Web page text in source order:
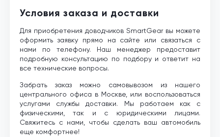
Условия заказа и доставки
Для приобретения доводчиков SmartGear вы можете
оформить заявку прямо на сайте или связаться с
нами по телефону. Наш менеджер предоставит
подробную консультацию по подбору и ответит на
все технические вопросы.
Забрать заказ можно самовывозом из нашего
центрального офиса в Москве, или воспользоваться
услугами службы доставки. Мы работаем как с
физическими, так и с юридическими лицами.
Свяжитесь с нами, чтобы сделать ваш автомобиль
еще комфортнее!